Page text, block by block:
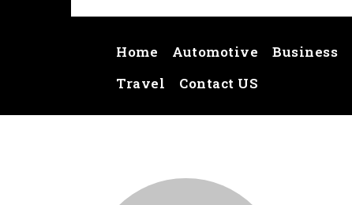
Home Automotive Business
Travel
Contact US